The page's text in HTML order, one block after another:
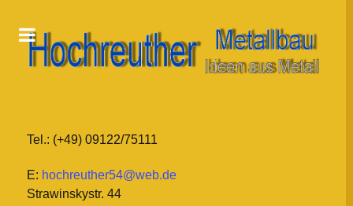
Tel.: (+49) 09122/75111
E: hochreuther54@web.de
Strawinskystr. 44